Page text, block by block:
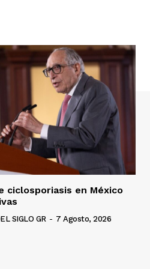
ciclosporiasis en México
SIGLO GR - 7 Agosto, 2026